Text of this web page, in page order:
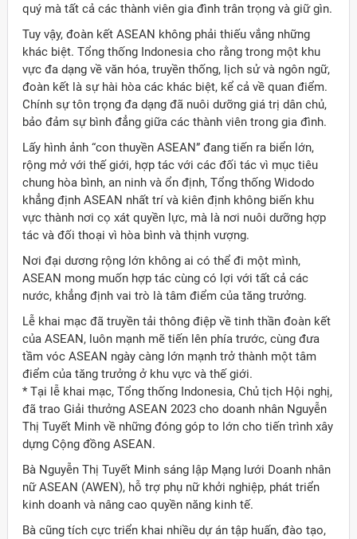
Việt Nam ở nước ngoài
quý mà tất cả các thành viên gia đình trân trọng và giữ gìn.
Tuy vậy, đoàn kết ASEAN không phải thiếu vắng những
khác biệt. Tổng thống Indonesia cho rằng trong một khu
vực đa dạng về văn hóa, truyền thống, lịch sử và ngôn ngữ,
đoàn kết là sự hài hòa các khác biệt, kể cả về quan điểm.
Chính sự tôn trọng đa dạng đã nuôi dưỡng giá trị dân chủ,
bảo đảm sự bình đẳng giữa các thành viên trong gia đình.
Lấy hình ảnh “con thuyền ASEAN” đang tiến ra biển lớn,
rộng mở với thế giới, hợp tác với các đối tác vì mục tiêu
chung hòa bình, an ninh và ổn định, Tổng thống Widodo
khẳng định ASEAN nhất trí và kiên định không biến khu
vực thành nơi cọ xát quyền lực, mà là nơi nuôi dưỡng hợp
tác và đối thoại vì hòa bình và thịnh vượng.
Nơi đại dương rộng lớn không ai có thể đi một mình,
ASEAN mong muốn hợp tác cùng có lợi với tất cả các
nước, khẳng định vai trò là tâm điểm của tăng trưởng.
Lễ khai mạc đã truyền tải thông điệp về tinh thần đoàn kết
của ASEAN, luôn mạnh mẽ tiến lên phía trước, cùng đưa
tầm vóc ASEAN ngày càng lớn mạnh trở thành một tâm
điểm của tăng trưởng ở khu vực và thế giới.
* Tại lễ khai mạc, Tổng thống Indonesia, Chủ tịch Hội nghị,
đã trao Giải thưởng ASEAN 2023 cho doanh nhân Nguyễn
Thị Tuyết Minh về những đóng góp to lớn cho tiến trình xây
dựng Cộng đồng ASEAN.
Bà Nguyễn Thị Tuyết Minh sáng lập Mạng lưới Doanh nhân
nữ ASEAN (AWEN), hỗ trợ phụ nữ khởi nghiệp, phát triển
kinh doanh và nâng cao quyền năng kinh tế.
Bà cũng tích cực triển khai nhiều dự án tập huấn, đào tạo,